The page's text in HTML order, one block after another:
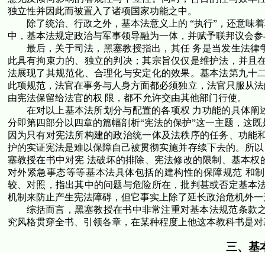
独立性并因此而被置入了诸项国家功能之中。
除了统治、行政之外，基本法意义上的 “执行”，还意味
中，基本法规定政治与军事领导融为一体，并赋予联邦议会
最后，关于司法，黑塞教授指出，其任 务是当发生法
此具有拘束力的、独立的判决；其宗旨仅仅是维护法，并
法展现了其规范化、合理化与安定化的效果。基本法第九
此项规范，法官在事务与人身方面都必须独立，法官只服从
由宪法保留给法官的权 限，都不允许交由其他部门行使。
在对以上基本法所划分与配置的各项权 力功能的具体
分即第四部分以四章的篇幅剖析“宪法的保护”这一主题，这
因为只有对宪法所构建的政治统一体及法秩序的任务、功
护的实证宪法是难以保障自己被贯彻实施并存续下去的。所
塞教授在书中对宪 法破坏的排除、宪法修改的限制、基本
对外紧急事态等等基本法具体包括的建构性的保障规范 和
较、对照，指出其中的问题与危险所在，批判甚或否定基
机制来防止产生宪法障碍，但它事实上除了延长政治危机外
综括而言，黑塞教授在书中非常注重对基本法规范条款
究风格贯穿全书、引领各章，在某种程度上他这本教科书是
三、基